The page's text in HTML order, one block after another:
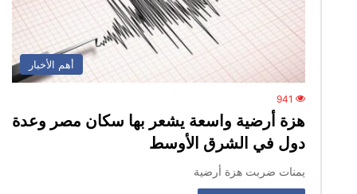
أهم الأخبار
941
هزة أرضية واسعة يشعر بها سكان مصر وعدة
دول في الشرق الأوسط
يمنات ضربت هزة أرضية